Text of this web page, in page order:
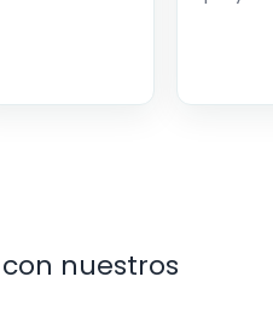
nuestros